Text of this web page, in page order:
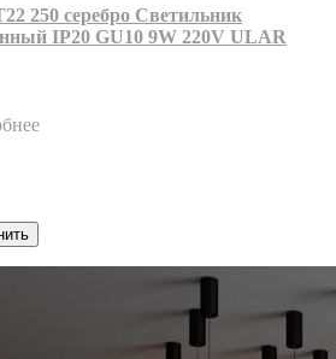
250 серебро Светильник
IP20 GU10 9W 220V ULAR